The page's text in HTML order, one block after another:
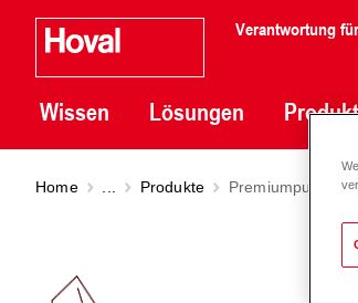
Verantwortung
Wissen Lösungen
Home Produkte Premiumpumpe